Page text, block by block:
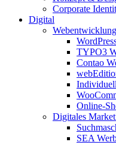
Corporate
Digital
Webentwicklung
TYPO3
Contao
Online-
Digitales
SEA